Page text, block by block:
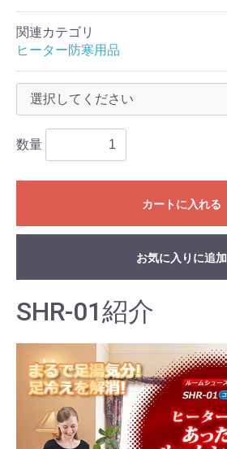
関連カテゴリ
ヒーター防寒用品
数量
カートに入れる
お気に入りに追加
SHR-01紹介